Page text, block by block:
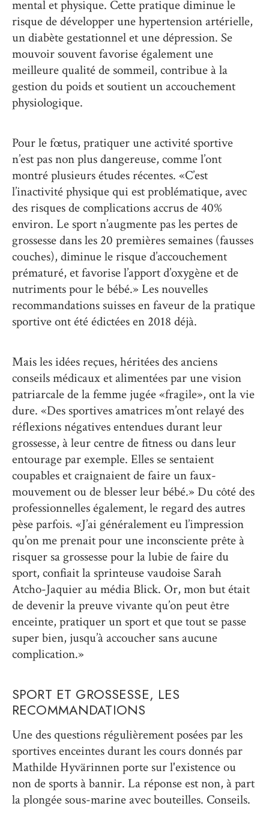
mental et physique. Cette pratique diminue le
risque de développer une hypertension artérielle,
un diabète gestationnel et une dépression. Se
mouvoir souvent favorise également une
meilleure qualité de sommeil, contribue à la
gestion du poids et soutient un accouchement
physiologique.
Pour le fœtus, pratiquer une activité sportive
n’est pas non plus dangereuse, comme l’ont
montré plusieurs études récentes. «C’est
l’inactivité physique qui est problématique, avec
des risques de complications accrus de 40%
environ. Le sport n’augmente pas les pertes de
grossesse dans les 20 premières semaines (fausses
couches), diminue le risque d’accouchement
prématuré, et favorise l’apport d’oxygène et de
nutriments pour le bébé.» Les nouvelles
recommandations suisses en faveur de la pratique
sportive ont été édictées en 2018 déjà.
Mais les idées reçues, héritées des anciens
conseils médicaux et alimentées par une vision
patriarcale de la femme jugée «fragile», ont la vie
dure. «Des sportives amatrices m’ont relayé des
réflexions négatives entendues durant leur
grossesse, à leur centre de fitness ou dans leur
entourage par exemple. Elles se sentaient
coupables et craignaient de faire un faux-
mouvement ou de blesser leur bébé.» Du côté des
professionnelles également, le regard des autres
pèse parfois. «J’ai généralement eu l’impression
qu’on me prenait pour une inconsciente prête à
risquer sa grossesse pour la lubie de faire du
sport, confiait la sprinteuse vaudoise Sarah
Atcho-Jaquier au média Blick. Or, mon but était
de devenir la preuve vivante qu’on peut être
enceinte, pratiquer un sport et que tout se passe
super bien, jusqu’à accoucher sans aucune
complication.»
SPORT ET GROSSESSE, LES
RECOMMANDATIONS
Une des questions régulièrement posées par les
sportives enceintes durant les cours donnés par
Mathilde Hyvärinnen porte sur l'existence ou
non de sports à bannir. La réponse est non, à part
la plongée sous-marine avec bouteilles. Conseils.